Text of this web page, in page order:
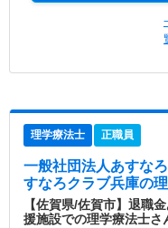
理学療法士 正職員
一般社団法人あすな
すなろクラブ兵庫の
【佐賀県/佐賀市】退職
援施設での理学療法士さ